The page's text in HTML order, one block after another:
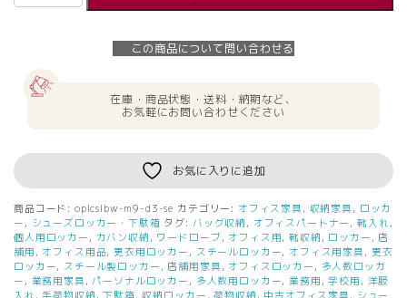
品】
ズ
ボ
ク
ス
9
名
用
この商品について問い合わせる
在庫・商品状態・送料・納期など、
お気軽にお問い合わせください
お気に入りに追加
商品コード: oplcslbw-m9-d3-se カテゴリー: オフィス家具 , 収納家具 , ロッカ
ー , シューズロッカー・下駄箱 タグ: バッグ収納 , オフィスパートナー , 靴入れ ,
個人用ロッカー , カバン収納 , ワードローブ, オフィス用,靴収納 , ロッカー , 店
舗用 , オフィス用品,更衣用ロッカー , スチールロッカー, オフィス用家具 , 更衣
ロッカー, スチール製ロッカー , 店舗用家具 , オフィスロッカー , 多人数ロッカ
ー , 業務用家具 , パーソナルロッカー , 多人数用ロッカー, 業務用 ,学校用 , 洋服
入れ ,手荷物収納 ,下駄箱,収納ロッカー ,荷物収納 , 中古オフィス家具 , シュー